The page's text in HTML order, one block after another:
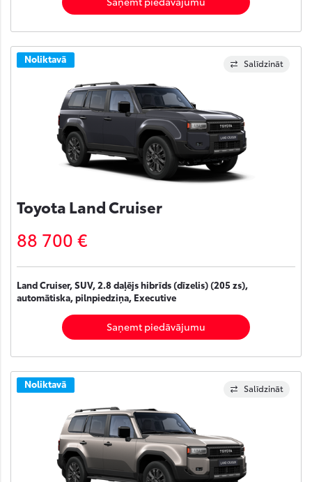
Salīdzināt
Noliktavā
Toyota Land Cruiser
88 700 €
Land Cruiser, SUV, 2.8 daļējs hibrīds (dīzelis) (205 zs),
automātiska, pilnpiedziņa, Executive
Saņemt piedāvājumu
Salīdzināt
Noliktavā